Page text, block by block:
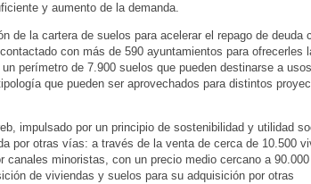
y aumento de la demanda.
de la cartera de suelos para acelerar el repago de deuda
con más de 590 ayuntamientos para ofrecerles
perímetro de 7.900 suelos que pueden destinarse a
que pueden ser aprovechados para distintos
impulsado por un principio de sostenibilidad y utilidad
por otras vías: a través de la venta de cerca de 10.500
canales minoristas, con un precio medio cercano a
de viviendas y suelos para su adquisición por otras